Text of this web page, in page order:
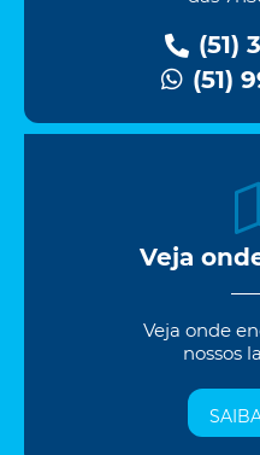
(51)
(51)
Veja
Veja onde
nossos